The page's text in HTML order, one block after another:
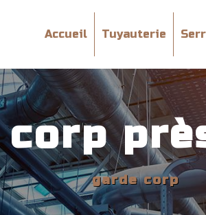
Accueil Tuyauterie
garde corp